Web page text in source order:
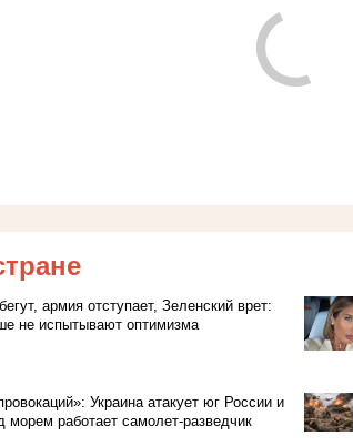
армия отступает, Зеленский врет:
не испытывают оптимизма
Украина атакует юг России и
работает самолет-разведчик